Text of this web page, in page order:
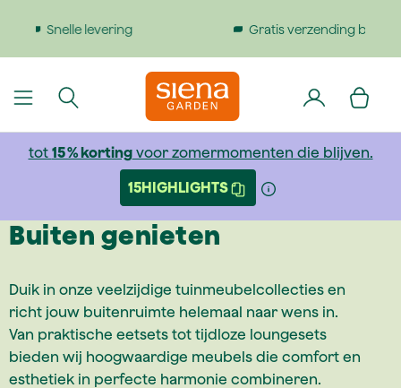
gaan
Gratis verzending bij bestellingen boven €199
tot 15 % kortingvoor zomermomenten die blijven.
15HIGHLIGHTS
Buiten genieten
Duik in onze veelzijdige tuinmeubelcollecties en
richt jouw buitenruimte helemaal naar wens in.
Van praktische eetsets tot tijdloze loungesets
bieden wij hoogwaardige meubels die comfort en
esthetiek in perfecte harmonie combineren.